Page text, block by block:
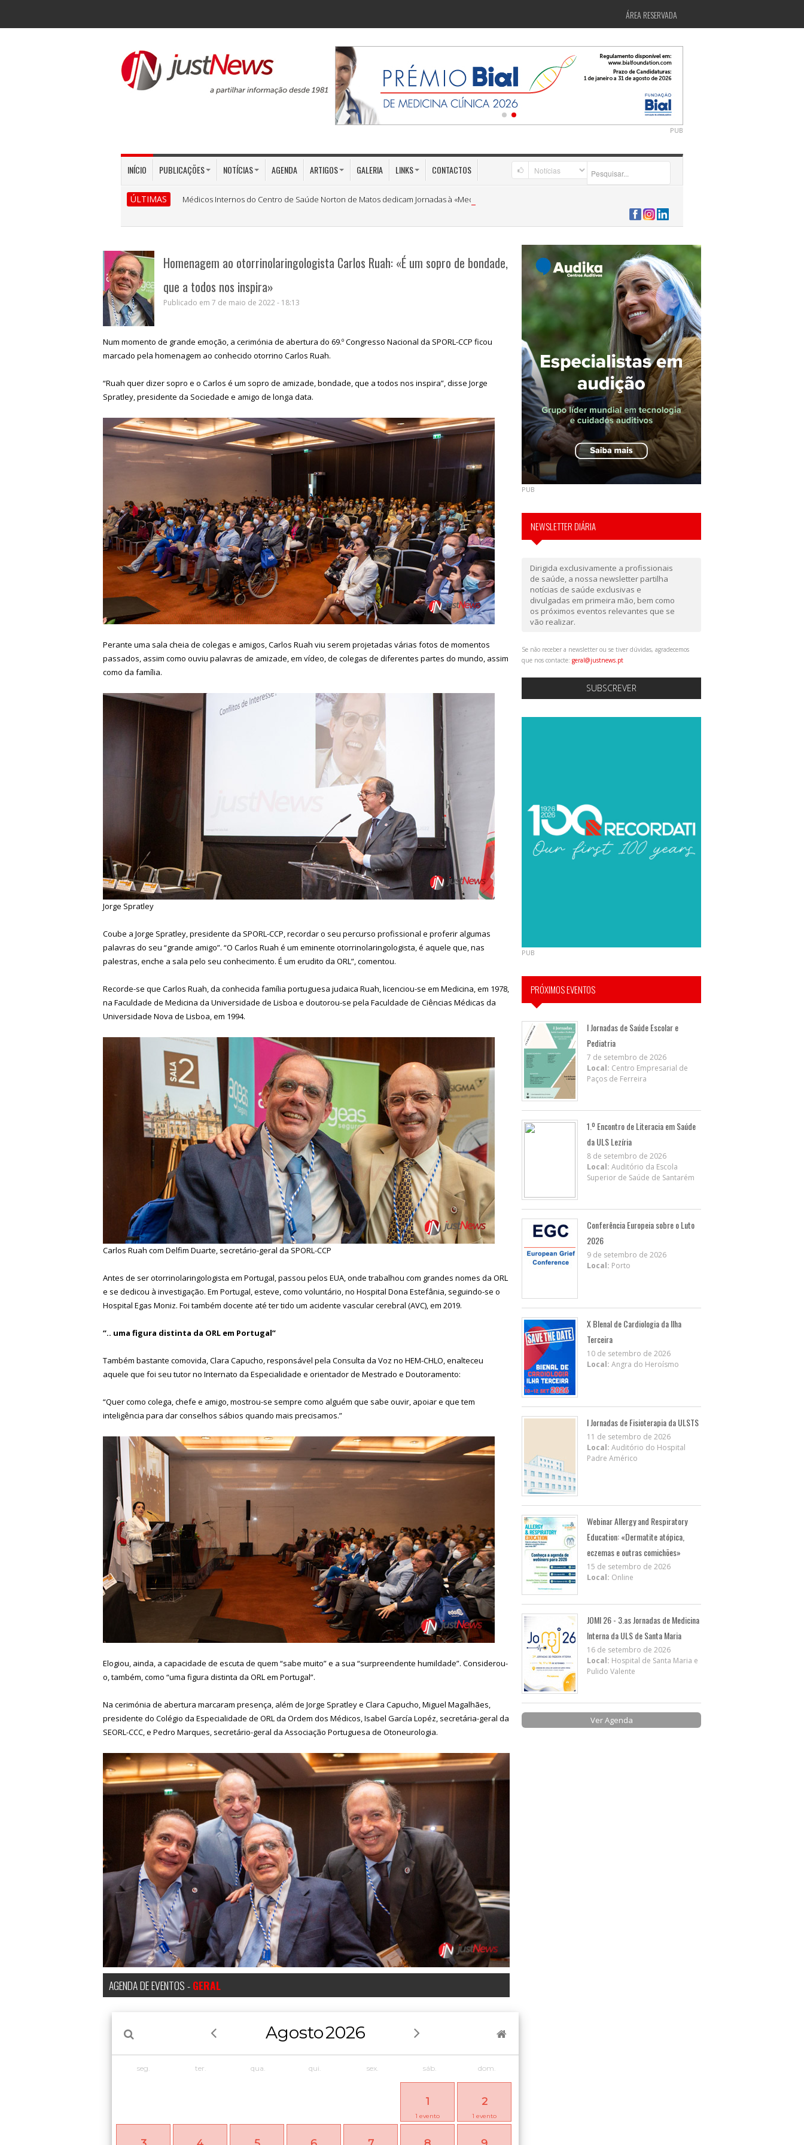
ÁREA RESERVADA
PUB
INÍCIO PUBLICAÇÕES NOTÍCIAS AGENDA ARTIGOS GALERIA LINKS CONTACTOS
ÚLTIMAS Médicos Internos do Centro de Saúde Norton de Matos dedicam Jornadas à «Medicina Preventiva»
Homenagem ao otorrinolaringologista Carlos Ruah: «É um sopro de bondade,
que a todos nos inspira»
Publicado em 7 de maio de 2022 - 18:13
Num momento de grande emoção, a cerimónia de abertura do 69.º Congresso Nacional da SPORL-CCP ficou
marcado pela homenagem ao conhecido otorrino Carlos Ruah.
“Ruah quer dizer sopro e o Carlos é um sopro de amizade, bondade, que a todos nos inspira”, disse Jorge
Spratley, presidente da Sociedade e amigo de longa data.
Perante uma sala cheia de colegas e amigos, Carlos Ruah viu serem projetadas várias fotos de momentos
passados, assim como ouviu palavras de amizade, em vídeo, de colegas de diferentes partes do mundo, assim
como da família.
Jorge Spratley
Coube a Jorge Spratley, presidente da SPORL-CCP, recordar o seu percurso profissional e proferir algumas
palavras do seu “grande amigo”. “O Carlos Ruah é um eminente otorrinolaringologista, é aquele que, nas
palestras, enche a sala pelo seu conhecimento. É um erudito da ORL”, comentou.
Recorde-se que Carlos Ruah, da conhecida família portuguesa judaica Ruah, licenciou-se em Medicina, em 1978,
na Faculdade de Medicina da Universidade de Lisboa e doutorou-se pela Faculdade de Ciências Médicas da
Universidade Nova de Lisboa, em 1994.
Carlos Ruah com Delfim Duarte, secretário-geral da SPORL-CCP
Antes de ser otorrinolaringologista em Portugal, passou pelos EUA, onde trabalhou com grandes nomes da ORL
e se dedicou à investigação. Em Portugal, esteve, como voluntário, no Hospital Dona Estefânia, seguindo-se o
Hospital Egas Moniz. Foi também docente até ter tido um acidente vascular cerebral (AVC), em 2019.
“.. uma figura distinta da ORL em Portugal”
Também bastante comovida, Clara Capucho, responsável pela Consulta da Voz no HEM-CHLO, enalteceu
aquele que foi seu tutor no Internato da Especialidade e orientador de Mestrado e Doutoramento:
“Quer como colega, chefe e amigo, mostrou-se sempre como alguém que sabe ouvir, apoiar e que tem
inteligência para dar conselhos sábios quando mais precisamos.”
Elogiou, ainda, a capacidade de escuta de quem “sabe muito” e a sua “surpreendente humildade”. Considerou-
o, também, como “uma figura distinta da ORL em Portugal”.
Na cerimónia de abertura marcaram presença, além de Jorge Spratley e Clara Capucho, Miguel Magalhães,
presidente do Colégio da Especialidade de ORL da Ordem dos Médicos, Isabel García Lopéz, secretária-geral da
SEORL-CCC, e Pedro Marques, secretário-geral da Associação Portuguesa de Otoneurologia.
AGENDA DE EVENTOS -GERAL
Agosto2026
seg. ter. qua. qui. sex. sáb. dom.
1
1 evento
2
1 evento
PUB
NEWSLETTER DIÁRIA
Dirigida exclusivamente a profissionais
de saúde, a nossa newsletter partilha
notícias de saúde exclusivas e
divulgadas em primeira mão, bem como
os próximos eventos relevantes que se
vão realizar.
Se não receber a newsletter ou se tiver dúvidas, agradecemos
que nos contacte: geral@justnews.pt
SUBSCREVER
PUB
PRÓXIMOS EVENTOS
I Jornadas de Saúde Escolar e
Pediatria
7 de setembro de 2026
Local: Centro Empresarial de
Paços de Ferreira
1.º Encontro de Literacia em Saúde
da ULS Lezíria
8 de setembro de 2026
Local: Auditório da Escola
Superior de Saúde de Santarém
Conferência Europeia sobre o Luto
2026
9 de setembro de 2026
Local: Porto
X BIenal de Cardiologia da Ilha
Terceira
10 de setembro de 2026
Local: Angra do Heroísmo
I Jornadas de Fisioterapia da ULSTS
11 de setembro de 2026
Local: Auditório do Hospital
Padre Américo
Webinar Allergy and Respiratory
Education: «Dermatite atópica,
eczemas e outras comichões»
15 de setembro de 2026
Local: Online
JOMI 26 - 3.as Jornadas de Medicina
Interna da ULS de Santa Maria
16 de setembro de 2026
Local: Hospital de Santa Maria e
Pulido Valente
Ver Agenda